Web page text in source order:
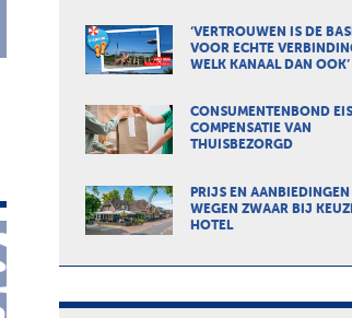
‘VERTROUWEN IS DE
VOOR ECHTE
WELK KANAAL DAN OOK’
CONSUMENTENBOND
COMPENSATIE VAN
THUISBEZORGD
PRIJS EN AANBIEDINGEN
WEGEN ZWAAR BIJ
HOTEL